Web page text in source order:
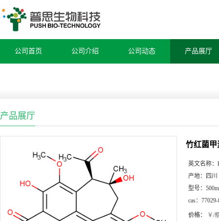
公司首页 公司介绍 公司动态 产品展厅
产品展厅
竹红菌甲
英文名称：
产地：
四川
型号：
cas：
价格： ￥/